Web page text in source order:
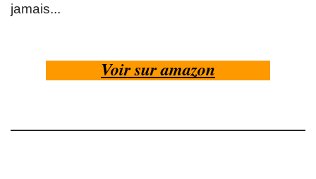
jamais...
Voir sur amazon